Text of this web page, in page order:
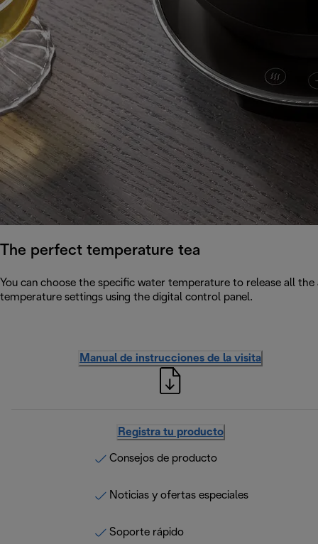
The perfect temperature tea
You can choose the specific water temperature to release all
temperature settings using the digital control panel.
Manual de instrucciones de la visita
Registra tu producto
Consejos de producto
Noticias y ofertas especiales
Soporte rápido